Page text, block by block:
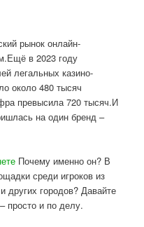
рынок онлайн-
в 2023 году
легальных казино-
около 480 тысяч
превысила 720 тысяч.И
на один бренд –
Почему именно он? В
среди игроков из
городов? Давайте
просто и по делу.